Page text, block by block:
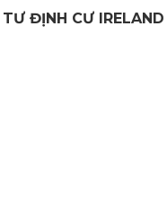
ĐỊNH CƯ IRELAND